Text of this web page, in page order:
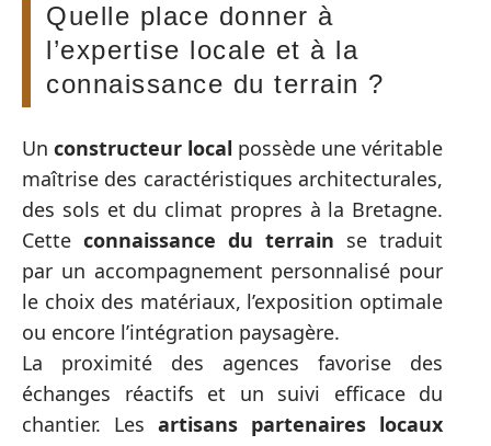
Quelle place donner à
l’expertise locale et à la
connaissance du terrain ?
Un constructeur local possède une véritable
maîtrise des caractéristiques architecturales,
des sols et du climat propres à la Bretagne.
Cette connaissance du terrain se traduit
par un accompagnement personnalisé pour
le choix des matériaux, l’exposition optimale
ou encore l’intégration paysagère.
La proximité des agences favorise des
échanges réactifs et un suivi efficace du
chantier. Les artisans partenaires locaux